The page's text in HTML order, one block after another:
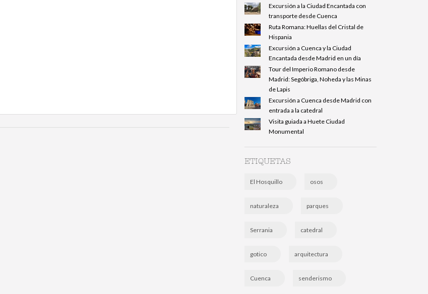
Excursión a la Ciudad Encantada con
transporte desde Cuenca
Ruta Romana: Huellas del Cristal de
Hispania
Excursión a Cuenca y la Ciudad
Encantada desde Madrid en un día
Tour del Imperio Romano desde
Madrid: Segóbriga, Noheda y las Minas
de Lapis
Excursión a Cuenca desde Madrid con
entrada a la catedral
Visita guiada a Huete Ciudad
Monumental
ETIQUETAS
El Hosquillo osos
naturaleza parques
Serrania catedral
gotico arquitectura
Cuenca senderismo